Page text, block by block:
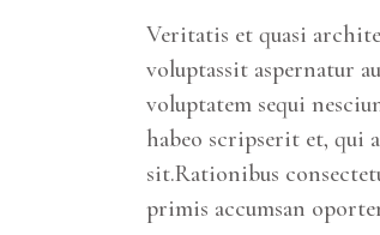
Veritatis et quasi
voluptassit aspernatur
voluptatem sequi
habeo scripserit et, qui
sit.Rationibus
primis accumsan